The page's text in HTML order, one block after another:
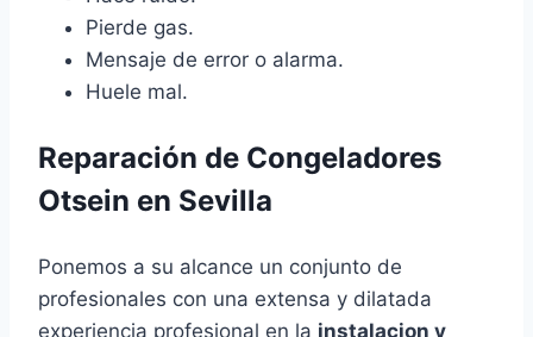
Pierde gas.
Mensaje de error o alarma.
Huele mal.
Reparación de Congeladores
Otsein en Sevilla
Ponemos a su alcance un conjunto de
profesionales con una extensa y dilatada
experiencia profesional en la instalacion y